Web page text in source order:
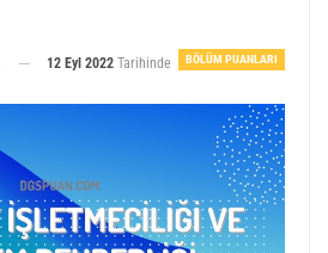
BÖLÜM PUANLARI
12 Eyl 2022 Tarihinde